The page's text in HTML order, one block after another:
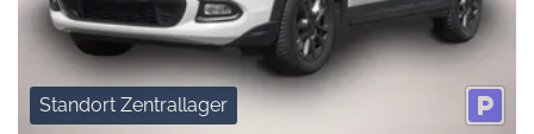
Standort Zentrallager